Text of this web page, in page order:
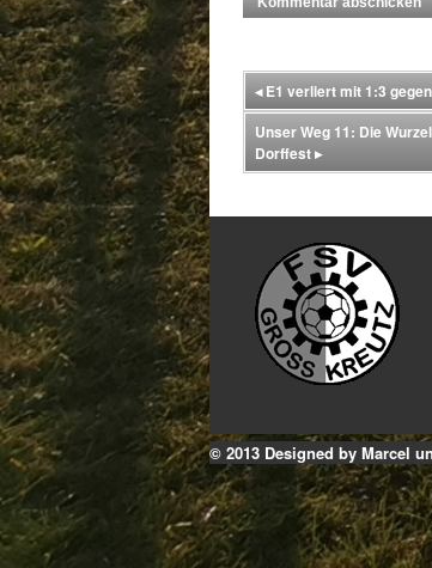
◂E1 verliert mit 1:3
Unser Weg 11: Die
Dorffest▸
© 2013 Designed by Marcel
FacebookYouTubeInstagram